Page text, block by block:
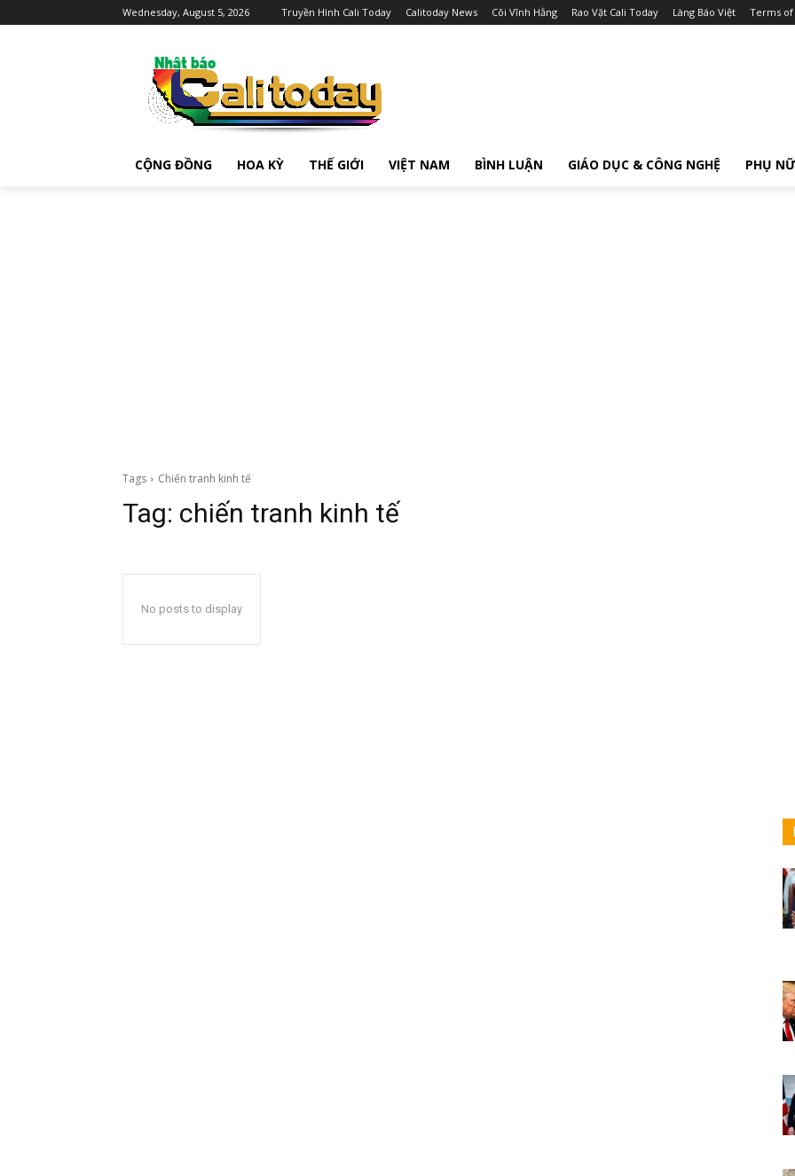
Wednesday, August 5, 2026 Truyền Hình Cali Today Calitoday News Cõi Vĩnh Hằng Rao Vặt Cali Today Làng Báo Việt Terms of
CỘNG ĐỒNG HOA KỲ THẾ GIỚI VIỆT NAM BÌNH LUẬN GIÁO DỤC & CÔNG NGHỆ PHỤ NỮ
Tags Chiến tranh kinh tế
Tag: chiến tranh kinh tế
No posts to display